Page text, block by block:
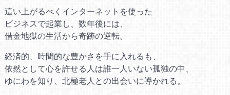
這い上がるべくインターネットを使った
ビジネスで起業し、数年後には、
借金地獄の生活から奇跡の逆転。
経済的、時間的な豊かさを手に入れるも、
依然として心を許せる人は誰一人いない孤独の中、
ゆにわを知り、北極老人との出会いに導かれる。